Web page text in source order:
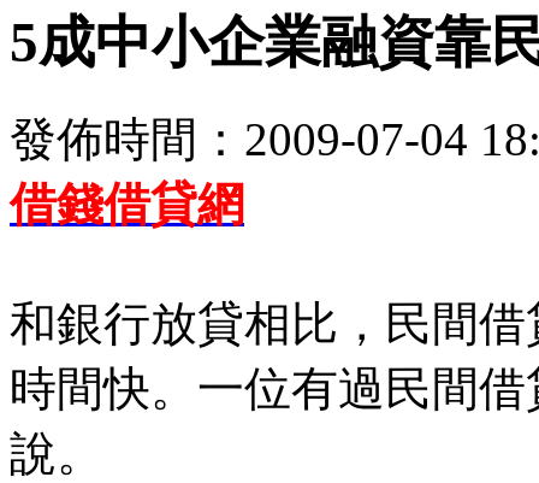
5成中小企業融資靠
發佈時間：2009-07-04
借錢借貸網
和銀行放貸相比，民間
時間快。一位有過民間
說。